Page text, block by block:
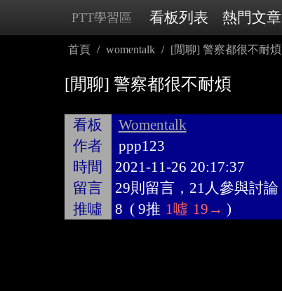
PTT學習區 看板列表 熱門文章
首頁 womentalk [閒聊] 警察都很不耐煩
[閒聊] 警察都很不耐煩
看板
Womentalk
作者
ppp123
時間
2021-11-26 20:17:37
留言
29則留言，21人參與討論
推噓
8 ( 9推 1噓 19→ )